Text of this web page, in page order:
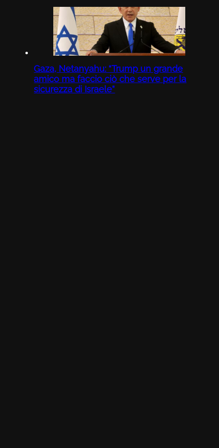
Gaza, Netanyahu: “Trump un grande
amico ma faccio ciò che serve per la
sicurezza di Israele”